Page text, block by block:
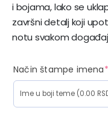
i bojama, lako se
završni detalj koji
notu svakom
Način štampe imena*